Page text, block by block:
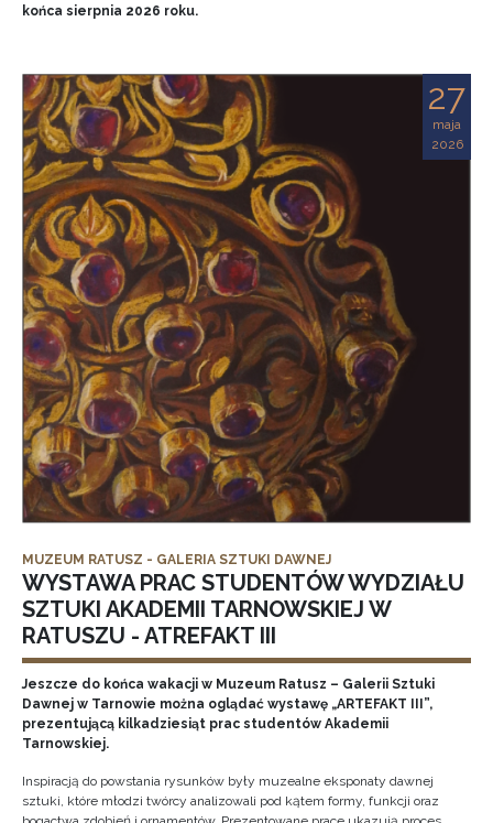
końca sierpnia 2026 roku.
27
maja
2026
MUZEUM RATUSZ - GALERIA SZTUKI DAWNEJ
WYSTAWA PRAC STUDENTÓW WYDZIAŁU
SZTUKI AKADEMII TARNOWSKIEJ W
RATUSZU - ATREFAKT III
Jeszcze do końca wakacji w Muzeum Ratusz – Galerii Sztuki
Dawnej w Tarnowie można oglądać wystawę „ARTEFAKT III”,
prezentującą kilkadziesiąt prac studentów Akademii
Tarnowskiej.
Inspiracją do powstania rysunków były muzealne eksponaty dawnej
sztuki, które młodzi twórcy analizowali pod kątem formy, funkcji oraz